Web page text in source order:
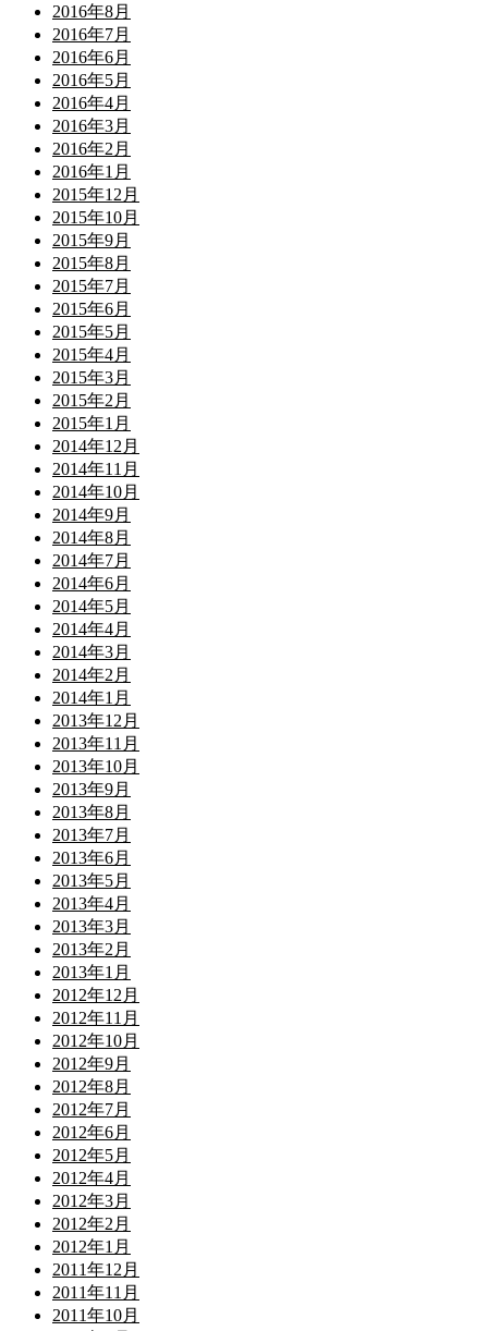
2016年8月
2016年7月
2016年6月
2016年5月
2016年4月
2016年3月
2016年2月
2016年1月
2015年12月
2015年10月
2015年9月
2015年8月
2015年7月
2015年6月
2015年5月
2015年4月
2015年3月
2015年2月
2015年1月
2014年12月
2014年11月
2014年10月
2014年9月
2014年8月
2014年7月
2014年6月
2014年5月
2014年4月
2014年3月
2014年2月
2014年1月
2013年12月
2013年11月
2013年10月
2013年9月
2013年8月
2013年7月
2013年6月
2013年5月
2013年4月
2013年3月
2013年2月
2013年1月
2012年12月
2012年11月
2012年10月
2012年9月
2012年8月
2012年7月
2012年6月
2012年5月
2012年4月
2012年3月
2012年2月
2012年1月
2011年12月
2011年11月
2011年10月